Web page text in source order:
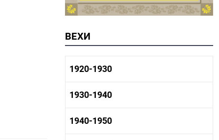
ВЕХИ
1920-1930
1920-1930 история
1920-1930 культура
1930-1940
1930-1940 история
1930-1940 культура
1940-1950